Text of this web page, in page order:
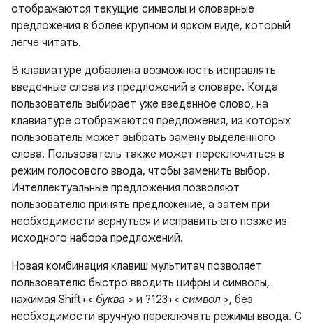
отображаются текущие символы и словарные
предложения в более крупном и ярком виде, который
легче читать.
В клавиатуре добавлена ​​возможность исправлять
введенные слова из предложений в словаре. Когда
пользователь выбирает уже введенное слово, на
клавиатуре отображаются предложения, из которых
пользователь может выбрать замену выделенного
слова. Пользователь также может переключиться в
режим голосового ввода, чтобы заменить выбор.
Интеллектуальные предложения позволяют
пользователю принять предложение, а затем при
необходимости вернуться и исправить его позже из
исходного набора предложений.
Новая комбинация клавиш мультитач позволяет
пользователю быстро вводить цифры и символы,
нажимая Shift+< буква > и ?123+< символ >, без
необходимости вручную переключать режимы ввода. С